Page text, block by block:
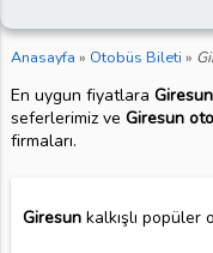
Anasayfa » Otobüs Bileti »
En uygun fiyatlara
seferlerimiz ve Giresun
firmaları.
Giresunkalkışlı popüler